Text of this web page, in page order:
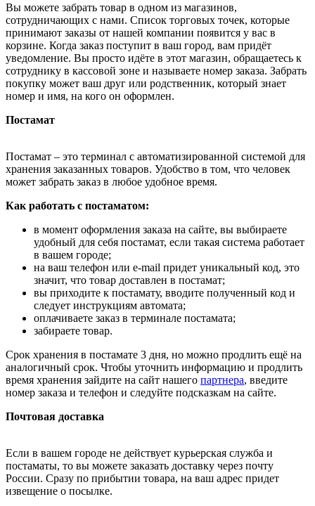
Вы можете забрать товар в одном из магазинов,
сотрудничающих с нами. Список торговых точек, которые
принимают заказы от нашей компании появится у вас в
корзине. Когда заказ поступит в ваш город, вам придёт
уведомление. Вы просто идёте в этот магазин, обращаетесь к
сотруднику в кассовой зоне и называете номер заказа. Забрать
покупку может ваш друг или родственник, который знает
номер и имя, на кого он оформлен.
Постамат
Постамат – это терминал с автоматизированной системой для
хранения заказанных товаров. Удобство в том, что человек
может забрать заказ в любое удобное время.
Как работать с постаматом:
в момент оформления заказа на сайте, вы выбираете
удобный для себя постамат, если такая система работает
в вашем городе;
на ваш телефон или e-mail придет уникальный код, это
значит, что товар доставлен в постамат;
вы приходите к постамату, вводите полученный код и
следует инструкциям автомата;
оплачиваете заказ в терминале постамата;
забираете товар.
Срок хранения в постамате 3 дня, но можно продлить ещё на
аналогичный срок. Чтобы уточнить информацию и продлить
время хранения зайдите на сайт нашего партнера, введите
номер заказа и телефон и следуйте подсказкам на сайте.
Почтовая доставка
Если в вашем городе не действует курьерская служба и
постаматы, то вы можете заказать доставку через почту
России. Сразу по прибытии товара, на ваш адрес придет
извещение о посылке.